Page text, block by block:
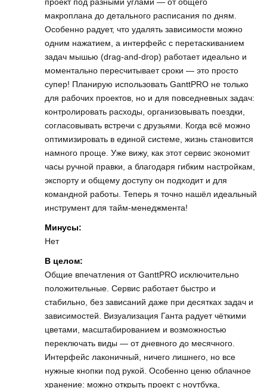
макроплана до детального расписания по дням.
Особенно радует, что удалять зависимости можно
одним нажатием, а интерфейс с перетаскиванием
задач мышью (drag‑and‑drop) работает идеально и
моментально пересчитывает сроки — это просто
супер! Планирую использовать GanttPRO не только
для рабочих проектов, но и для повседневных задач:
контролировать расходы, организовывать поездки,
согласовывать встречи с друзьями. Когда всё можно
оптимизировать в единой системе, жизнь становится
намного проще. Уже вижу, как этот сервис экономит
часы ручной правки, а благодаря гибким настройкам,
экспорту и общему доступу он подходит и для
командной работы. Теперь я точно нашёл идеальный
инструмент для тайм-менеджмента!
Минусы:
Нет
В целом:
Общие впечатления от GanttPRO исключительно
положительные. Сервис работает быстро и
стабильно, без зависаний даже при десятках задач и
зависимостей. Визуализация Ганта радует чёткими
цветами, масштабированием и возможностью
переключать виды — от дневного до месячного.
Интерфейс лаконичный, ничего лишнего, но все
нужные кнопки под рукой. Особенно ценю облачное
хранение: можно открыть проект с ноутбука,